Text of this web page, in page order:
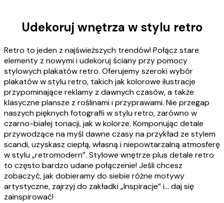
Udekoruj wnętrza w stylu retro
Retro to jeden z najświeższych trendów! Połącz stare
elementy z nowymi i udekoruj ściany przy pomocy
stylowych plakatów retro. Oferujemy szeroki wybór
plakatów w stylu retro, takich jak kolorowe ilustracje
przypominające reklamy z dawnych czasów, a także
klasyczne plansze z roślinami i przyprawami. Nie przegap
naszych pięknych fotografii w stylu retro, zarówno w
czarno-białej tonacji, jak w kolorze. Komponując detale
przywodzące na myśl dawne czasy na przykład ze stylem
scandi, uzyskasz ciepłą, własną i niepowtarzalną atmosferę
w stylu „retromodern”. Stylowe wnętrze plus detale retro
to często bardzo udane połączenie! Jeśli chcesz
zobaczyć, jak dobieramy do siebie różne motywy
artystyczne, zajrzyj do zakładki „Inspiracje” i... daj się
zainspirować!